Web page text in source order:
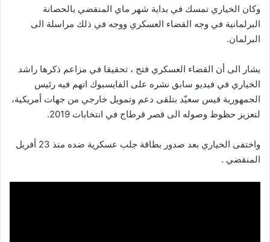
وكان الخياري تمسك في بداية شهر ماي المنقضي بالحصانة
البرلمانية في وجه القضاء العسكري ووجه في ذلك مراسلة الى
البرلمان.
يشار الى أن القضاء العسكري فتح ، تحقيقا في مزاعم ذكرها راشد
الخياري في فيديو سابق نشره على الفايسبوك اتهم فيه رئيس
الجمهورية قيس سعيّد بتلقى دعم وتمويل خارجي من جهات أمريكية،
لتعزيز حظوظ وصوله الى قصر قرطاج في انتخابات 2019.
واختفى الخياري بعد صدور بطاقة جلب عسكرية ضده منذ 23 أفريل
المنقضي .